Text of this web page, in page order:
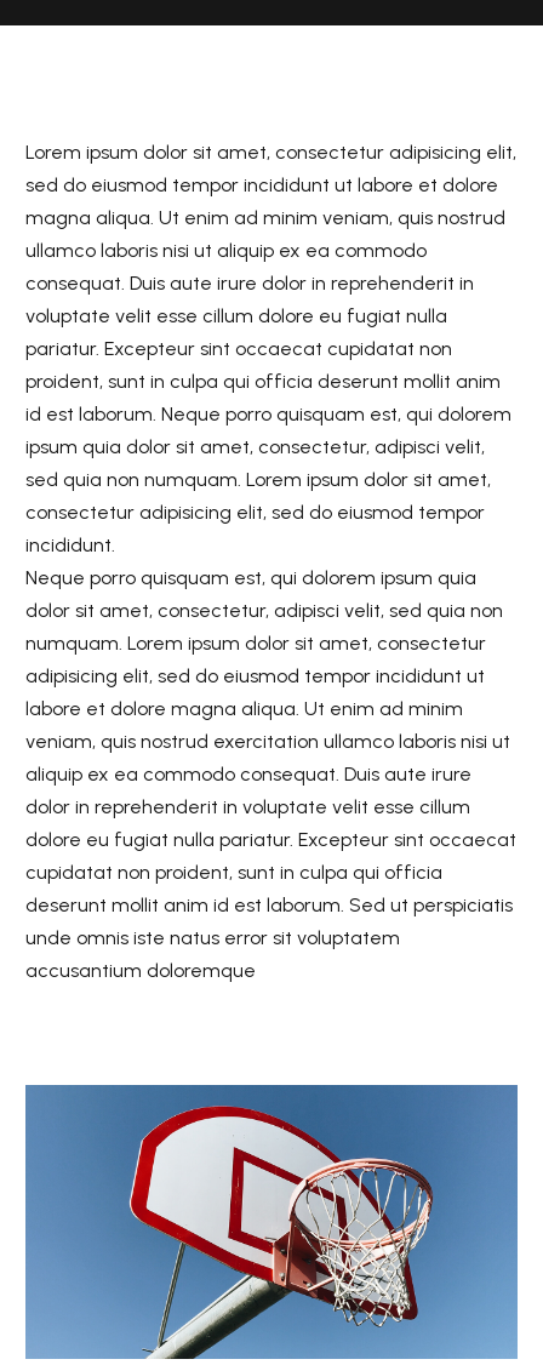
Lorem ipsum dolor sit amet, consectetur adipisicing elit,
sed do eiusmod tempor incididunt ut labore et dolore
magna aliqua. Ut enim ad minim veniam, quis nostrud
ullamco laboris nisi ut aliquip ex ea commodo
consequat. Duis aute irure dolor in reprehenderit in
voluptate velit esse cillum dolore eu fugiat nulla
pariatur. Excepteur sint occaecat cupidatat non
proident, sunt in culpa qui officia deserunt mollit anim
id est laborum. Neque porro quisquam est, qui dolorem
ipsum quia dolor sit amet, consectetur, adipisci velit,
sed quia non numquam. Lorem ipsum dolor sit amet,
consectetur adipisicing elit, sed do eiusmod tempor
incididunt.
Neque porro quisquam est, qui dolorem ipsum quia
dolor sit amet, consectetur, adipisci velit, sed quia non
numquam. Lorem ipsum dolor sit amet, consectetur
adipisicing elit, sed do eiusmod tempor incididunt ut
labore et dolore magna aliqua. Ut enim ad minim
veniam, quis nostrud exercitation ullamco laboris nisi ut
aliquip ex ea commodo consequat. Duis aute irure
dolor in reprehenderit in voluptate velit esse cillum
dolore eu fugiat nulla pariatur. Excepteur sint occaecat
cupidatat non proident, sunt in culpa qui officia
deserunt mollit anim id est laborum. Sed ut perspiciatis
unde omnis iste natus error sit voluptatem
accusantium doloremque